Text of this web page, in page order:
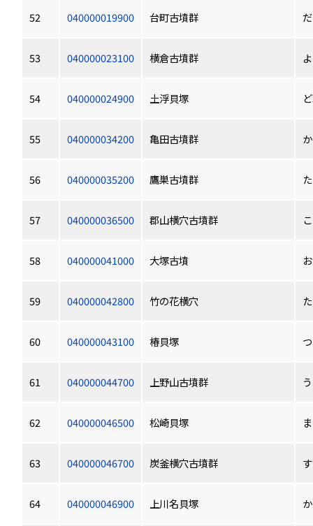
52 040000019900 台町古墳群
53 040000023100 横倉古墳群
54 040000024900 土浮貝塚
55 040000034200 亀田古墳群
56 040000035200 鷹巣古墳群
57 040000036500 郡山横穴古墳群
58 040000041000 大塚古墳
59 040000042800 竹の花横穴
60 040000043100 椿貝塚
61 040000044700 上野山古墳群
62 040000046500 松崎貝塚
63 040000046700 炭釜横穴古墳群
64 040000046900 上川名貝塚